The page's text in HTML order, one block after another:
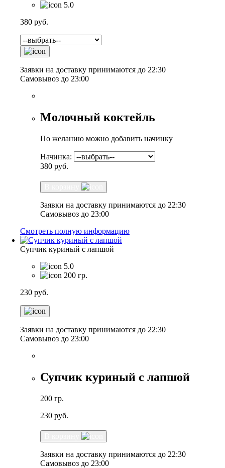
5.0
380 руб.
Заявки на доставку принимаются до 22:30
Самовывоз до 23:00
Молочный коктейль
По желанию можно добавить начинку
Начинка:
380 руб.
Заявки на доставку принимаются до 22:30
Самовывоз до 23:00
Смотреть полную информацию
Супчик куриный с лапшой
5.0
200 гр.
230 руб.
Заявки на доставку принимаются до 22:30
Самовывоз до 23:00
Супчик куриный с лапшой
200 гр.
230 руб.
Заявки на доставку принимаются до 22:30
Самовывоз до 23:00